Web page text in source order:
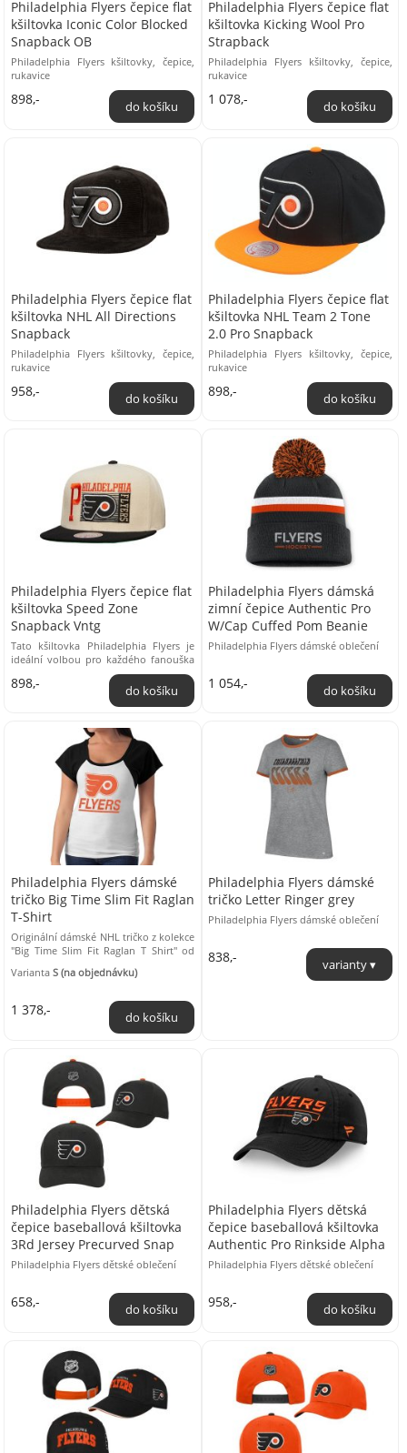
Philadelphia Flyers čepice flat
kšiltovka Iconic Color Blocked
Snapback OB
Philadelphia Flyers kšiltovky, čepice,
rukavice
898,-
Philadelphia Flyers čepice flat
kšiltovka Kicking Wool Pro
Strapback
Philadelphia Flyers kšiltovky, čepice,
rukavice
1 078,-
Philadelphia Flyers čepice flat
kšiltovka NHL All Directions
Snapback
Philadelphia Flyers kšiltovky, čepice,
rukavice
958,-
Philadelphia Flyers čepice flat
kšiltovka NHL Team 2 Tone
2.0 Pro Snapback
Philadelphia Flyers kšiltovky, čepice,
rukavice
898,-
Philadelphia Flyers čepice flat
kšiltovka Speed Zone
Snapback Vntg
Tato kšiltovka Philadelphia Flyers je
ideální volbou pro každého fanouška
tohoto ikonického hokejového týmu.
Kšiltovka ...
898,-
Philadelphia Flyers dámská
zimní čepice Authentic Pro
W/Cap Cuffed Pom Beanie
Philadelphia Flyers dámské oblečení
1 054,-
Philadelphia Flyers dámské
tričko Big Time Slim Fit Raglan
T-Shirt
Originální dámské NHL tričko z kolekce
"Big Time Slim Fit Raglan T Shirt" od
firmy ’47 Brand. Materiál: ...
VariantaS (na objednávku)
1 378,-
Philadelphia Flyers dámské
tričko Letter Ringer grey
Philadelphia Flyers dámské oblečení
838,-
Philadelphia Flyers dětská
čepice baseballová kšiltovka
3Rd Jersey Precurved Snap
Philadelphia Flyers dětské oblečení
658,-
Philadelphia Flyers dětská
čepice baseballová kšiltovka
Authentic Pro Rinkside Alpha
Philadelphia Flyers dětské oblečení
958,-